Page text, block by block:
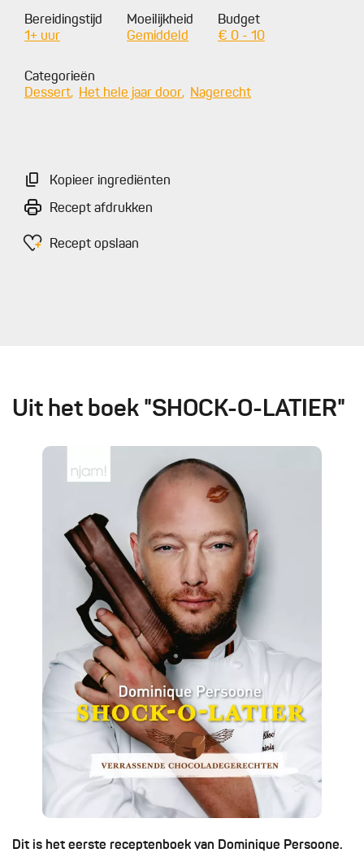
Bereidingstijd
1+ uur
Moeilijkheid
Gemiddeld
Budget
€ 0 - 10
Categorieën
Dessert
Het hele jaar door Nagerecht
Kopieer ingrediënten
Recept afdrukken
Recept opslaan
Uit het boek "SHOCK-O-LATIER"
Dit is het eerste receptenboek van Dominique Persoone.